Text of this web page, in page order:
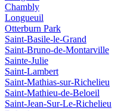
Chambly
Longueuil
Otterburn Park
Saint-Basile-le-Grand
Saint-Bruno-de-Montarville
Sainte-Julie
Saint-Lambert
Saint-Mathias-sur-Richelieu
Saint-Mathieu-de-Beloeil
Saint-Jean-Sur-Le-Richelieu